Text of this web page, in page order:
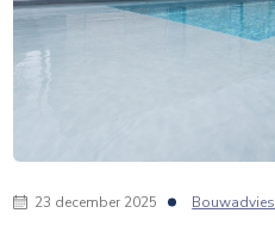
23 december 2025 Bouwadvies